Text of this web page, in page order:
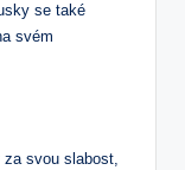
se také
svém
svou slabost,